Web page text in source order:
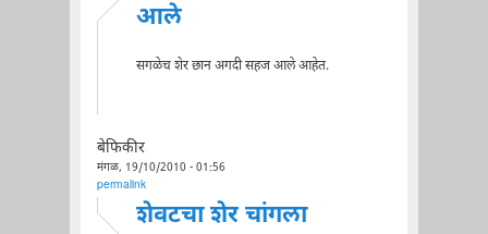
आले
सगळेच शेर छान अगदी सहज आले आहेत.
बेफिकीर
मंगळ, 19/10/2010 - 01:56
permalink
शेवटचा शेर चांगला